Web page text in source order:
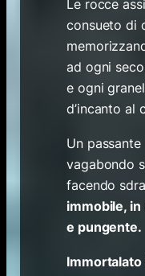
Le rocce
consueto di
ad ogni
e ogni
d’incanto al
Un
vagabondo
facendo
immobile,
e pungente.